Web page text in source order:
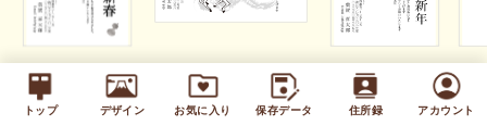
トップ デザイン お気に入り 保存データ 住所録 アカウント
キッズ ぜんぶ見る